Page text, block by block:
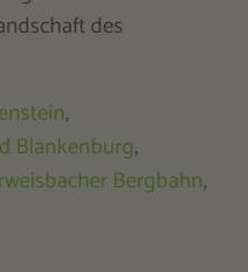
des
,
Blankenburg,
Bergbahn,